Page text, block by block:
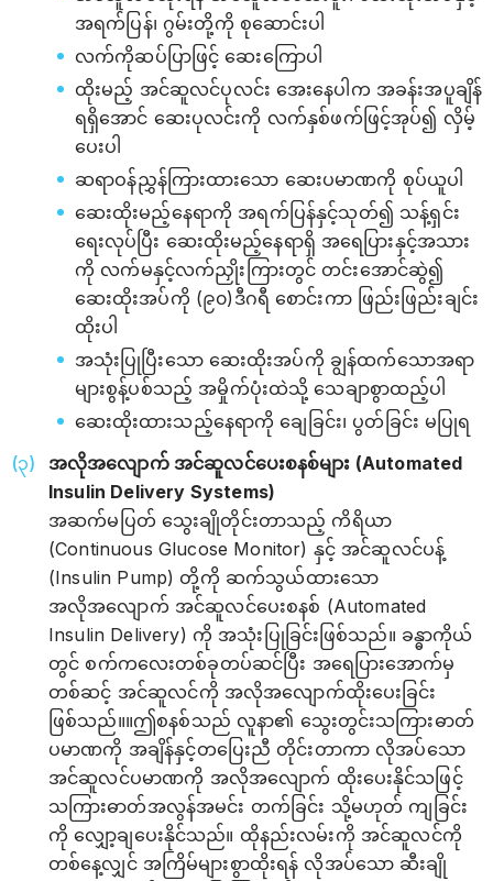
အရက်ပြန်၊ ဂွမ်းတို့ကို စုဆောင်းပါ
လက်ကိုဆပ်ပြာဖြင့် ဆေးကြောပါ
ထိုးမည့် အင်ဆူလင်ပုလင်း အေးနေပါက အခန်းအပူချိန်
ရရှိအောင် ဆေးပုလင်းကို လက်နှစ်ဖက်ဖြင့်အုပ်၍ လှိမ့်
ပေးပါ
ဆရာဝန်ညွှန်ကြားထားသော ဆေးပမာဏကို စုပ်ယူပါ
ဆေးထိုးမည့်နေရာကို အရက်ပြန်နှင့်သုတ်၍ သန့်ရှင်း
ရေးလုပ်ပြီး ဆေးထိုးမည့်နေရာရှိ အရေပြားနှင့်အသား
ကို လက်မနှင့်လက်ညှိုးကြားတွင် တင်းအောင်ဆွဲ၍
ဆေးထိုးအပ်ကို (၉၀)ဒီဂရီ စောင်းကာ ဖြည်းဖြည်းချင်း
ထိုးပါ
အသုံးပြုပြီးသော ဆေးထိုးအပ်ကို ချွန်ထက်သောအရာ
များစွန့်ပစ်သည့် အမှိုက်ပုံးထဲသို့ သေချာစွာထည့်ပါ
ဆေးထိုးထားသည့်နေရာကို ချေခြင်း၊ ပွတ်ခြင်း မပြုရ
အလိုအလျောက် အင်ဆူလင်ပေးစနစ်များ (Automated
Insulin Delivery Systems)
အဆက်မပြတ် သွေးချိုတိုင်းတာသည့် ကိရိယာ
(Continuous Glucose Monitor) နှင့် အင်ဆူလင်ပန့်
(Insulin Pump) တို့ကို ဆက်သွယ်ထားသော
အလိုအလျောက် အင်ဆူလင်ပေးစနစ် (Automated
Insulin Delivery) ကို အသုံးပြုခြင်းဖြစ်သည်။ ခန္ဓာကိုယ်
တွင် စက်ကလေးတစ်ခုတပ်ဆင်ပြီး အရေပြားအောက်မှ
တစ်ဆင့် အင်ဆူလင်ကို အလိုအလျောက်ထိုးပေးခြင်း
ဖြစ်သည်။။ဤစနစ်သည် လူနာ၏ သွေးတွင်းသကြားဓာတ်
ပမာဏကို အချိန်နှင့်တပြေးညီ တိုင်းတာကာ လိုအပ်သော
အင်ဆူလင်ပမာဏကို အလိုအလျောက် ထိုးပေးနိုင်သဖြင့်
သကြားဓာတ်အလွန်အမင်း တက်ခြင်း သို့မဟုတ် ကျခြင်း
ကို လျှော့ချပေးနိုင်သည်။ ထိုနည်းလမ်းကို အင်ဆူလင်ကို
တစ်နေ့လျှင် အကြိမ်များစွာထိုးရန် လိုအပ်သော ဆီးချို